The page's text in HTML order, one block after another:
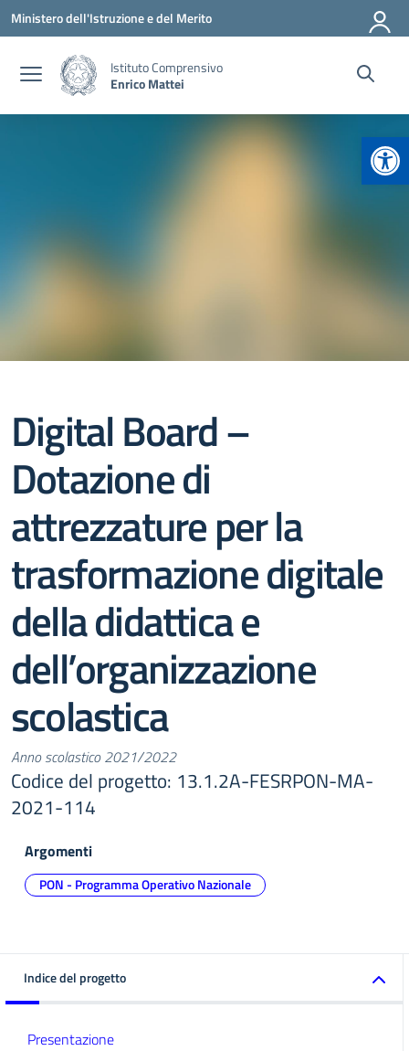
Vai ai contenuti
Vai al menu di navigazione
Vai al footer
Ministero dell'Istruzione e del Merito
Istituto Comprensivo
Enrico Mattei
Digital Board –
Dotazione di
attrezzature per la
trasformazione digitale
della didattica e
dell’organizzazione
scolastica
Anno scolastico 2021/2022
Codice del progetto: 13.1.2A-FESRPON-MA-
2021-114
Argomenti
PON - Programma Operativo Nazionale
Indice del progetto
Presentazione